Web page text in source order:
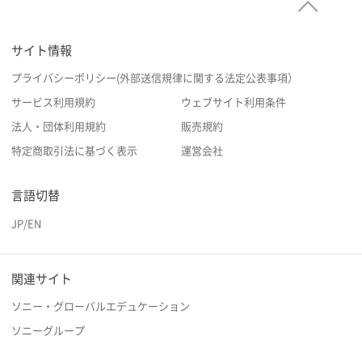
サイト情報
プライバシーポリシー(外部送信規律に関する法定公表事項）
サービス利用規約 ウェブサイト利用条件
法人・団体利用規約 販売規約
特定商取引法に基づく表示 運営会社
言語切替
JP/EN
関連サイト
ソニー・グローバルエデュケーション
ソニーグループ